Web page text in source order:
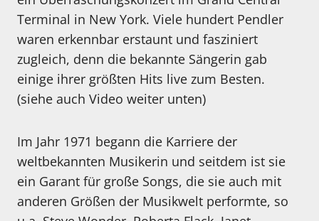
Terminal in New York. Viele hundert Pendler
waren erkennbar erstaunt und fasziniert
zugleich, denn die bekannte Sängerin gab
einige ihrer größten Hits live zum Besten.
(siehe auch Video weiter unten)
Im Jahr 1971 begann die Karriere der
weltbekannten Musikerin und seitdem ist sie
ein Garant für große Songs, die sie auch mit
anderen Größen der Musikwelt performte, so